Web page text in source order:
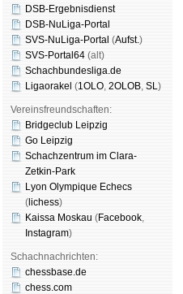
DSB-Ergebnisdienst
DSB-NuLiga-Portal
SVS-NuLiga-Portal (Aufst.)
SVS-Portal64 (alt)
Schachbundesliga.de
Ligaorakel (1OLO, 2OLOB, SL)
Vereinsfreundschaften:
Bridgeclub Leipzig
Go Leipzig
Schachzentrum im Clara-
Zetkin-Park
Lyon Olympique Echecs
( lichess)
Kaissa Moskau (Face­book,
Insta­gram)
Schachnachrichten:
chessbase.de
chess.com